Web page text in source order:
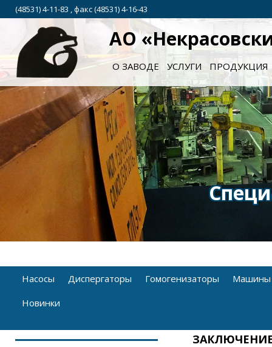
(48531) 4-11-83 , факс (48531) 4-16-43
АО
О ЗАВОДЕ УСЛУГИ ПРОДУКЦИЯ
Насосы Диспергаторы Гомогенизаторы
Машины
Новинки